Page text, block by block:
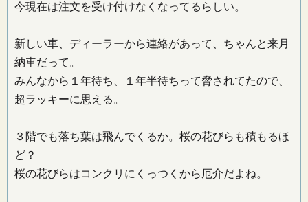
今現在は注文を受け付けなくなってるらしい。
新しい車、ディーラーから連絡があって、ちゃんと来月
納車だって。
みんなから１年待ち、１年半待ちって脅されてたので、
超ラッキーに思える。
３階でも落ち葉は飛んでくるか。桜の花びらも積もるほ
ど？
桜の花びらはコンクリにくっつくから厄介だよね。